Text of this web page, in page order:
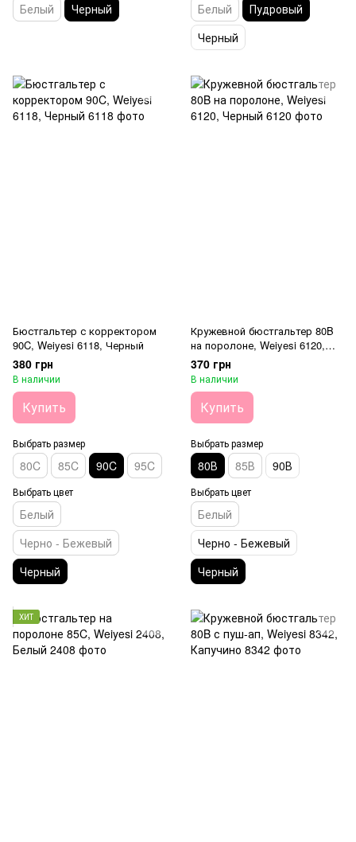
Белый Черный Белый
Пудровый
Черный
Бюстгальтер с корректором
90C, Weiyesi 6118, Черный
380 грн
В наличии
Купить
Выбрать размер
80C 85C 90C 95C
Выбрать цвет
Белый
Черно - Бежевый
Черный
Кружевной бюстгальтер 80B
на поролоне, Weiyesi 6120,
Черный
370 грн
В наличии
Купить
Выбрать размер
80В 85В 90В
Выбрать цвет
Белый
Черно - Бежевый
Черный
ХИТ